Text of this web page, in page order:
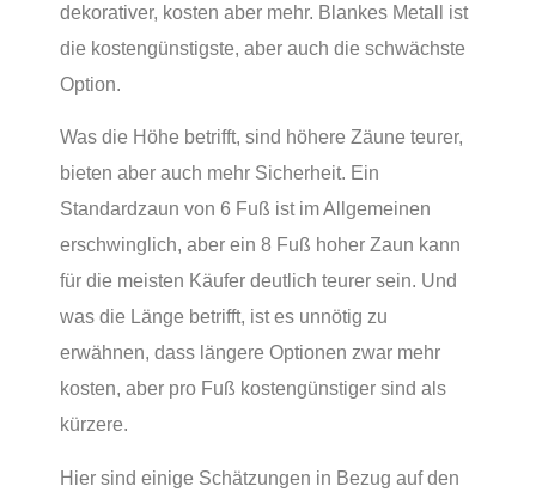
dekorativer, kosten aber mehr. Blankes Metall ist
die kostengünstigste, aber auch die schwächste
Option.
Was die Höhe betrifft, sind höhere Zäune teurer,
bieten aber auch mehr Sicherheit. Ein
Standardzaun von 6 Fuß ist im Allgemeinen
erschwinglich, aber ein 8 Fuß hoher Zaun kann
für die meisten Käufer deutlich teurer sein. Und
was die Länge betrifft, ist es unnötig zu
erwähnen, dass längere Optionen zwar mehr
kosten, aber pro Fuß kostengünstiger sind als
kürzere.
Hier sind einige Schätzungen in Bezug auf den